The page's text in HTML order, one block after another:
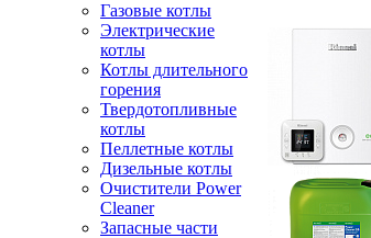
Газовые котлы
Электрические
котлы
Котлы длительного
горения
Твердотопливные
котлы
Пеллетные котлы
Дизельные котлы
Очистители Power
Cleaner
Запасные части